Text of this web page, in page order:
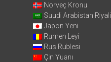
Norveç Kronu
Suudi Arabistan Riyali
Japon Yeni
Rumen Leyi
Rus Rublesi
Çin Yuanı